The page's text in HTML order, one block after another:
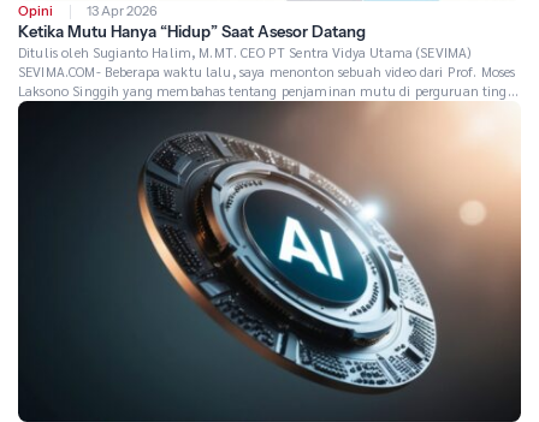
Opini 13 Apr 2026
Ketika Mutu Hanya “Hidup” Saat Asesor Datang
Ditulis oleh Sugianto Halim, M.MT. CEO PT Sentra Vidya Utama (SEVIMA)
SEVIMA.COM- Beberapa waktu lalu, saya menonton sebuah video dari Prof. Moses
Laksono Singgih yang membahas tentang penjaminan mutu di perguruan tinggi
yang bertajuk “Kualitas Kampus: Menghidupkan Siklus Penjaminan Mutu“. Dan
ada satu kalimat beliau yang membuat saya berhenti sejenak dan berpikir cukup